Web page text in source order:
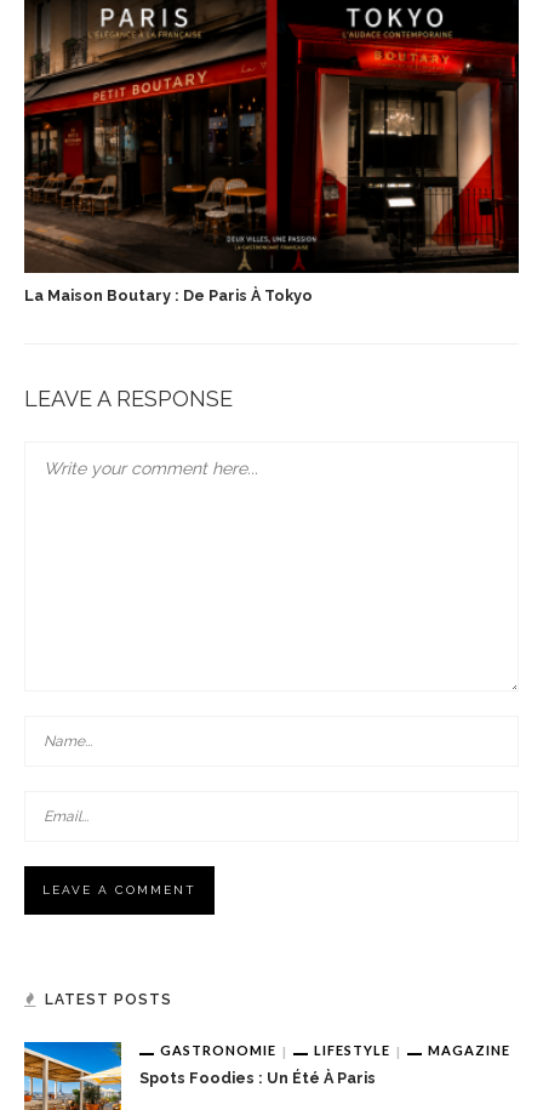
La Maison Boutary : De Paris À Tokyo
LEAVE A RESPONSE
LATEST POSTS
GASTRONOMIE LIFESTYLE MAGAZINE
Spots Foodies : Un Été À Paris